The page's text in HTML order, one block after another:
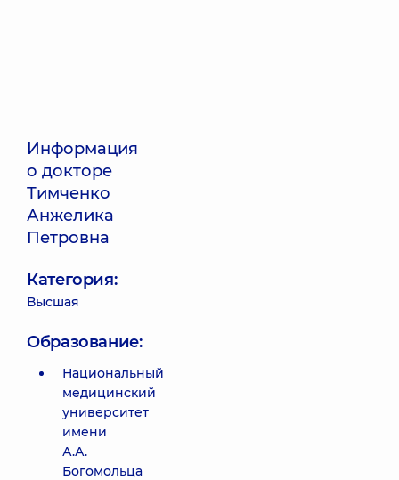
Информация
о докторе
Тимченко
Анжелика
Петровна
Категория:
Высшая
Образование:
Национальный
медицинский
университет
имени
А.А.
Богомольца